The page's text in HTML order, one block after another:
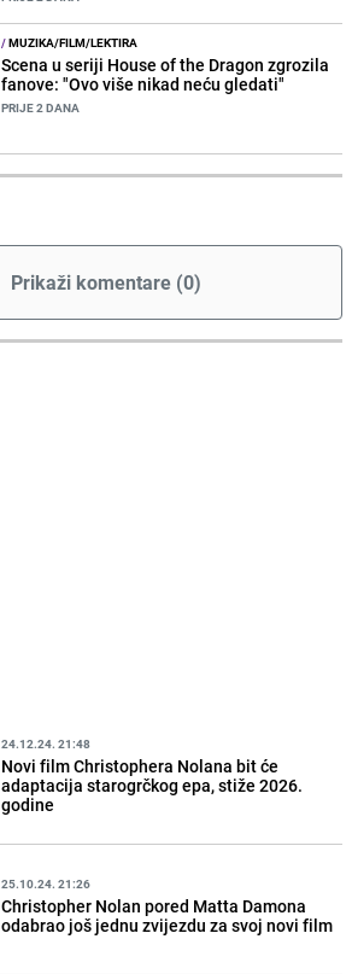
/MUZIKA/FILM/LEKTIRA
Scena u seriji House of the Dragon zgrozila
fanove: "Ovo više nikad neću gledati"
PRIJE 2 DANA
Prikaži komentare (0)
24.12.24. 21:48
Novi film Christophera Nolana bit će
adaptacija starogrčkog epa, stiže 2026.
godine
25.10.24. 21:26
Christopher Nolan pored Matta Damona
odabrao još jednu zvijezdu za svoj novi film